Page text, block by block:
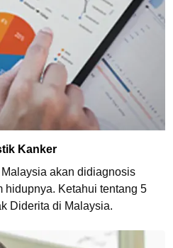
Kanker
akan didiagnosis
hidupnya. Ketahui tentang 5
Diderita di Malaysia.